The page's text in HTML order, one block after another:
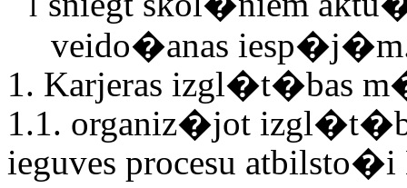
veido�anas
1. Karjeras izgl�t�bas
1.1. organiz�jot
ieguves procesu atbilsto�i